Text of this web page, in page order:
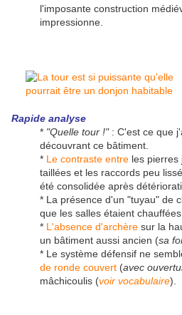
l'imposante construction
impressionne.
Rapide analyse
* "Quelle tour !": C'est ce que
découvrant ce bâtiment.
* Le contraste entre les pierres
taillées et les raccords peu
été consolidée après
* La présence d'un "tuyau" de
que les salles étaient chauffées.
* L'absence d'archère sur la
un bâtiment aussi ancien (sa
* Le système défensif ne
de ronde couvert (avec
mâchicoulis (voir vocabulaire).